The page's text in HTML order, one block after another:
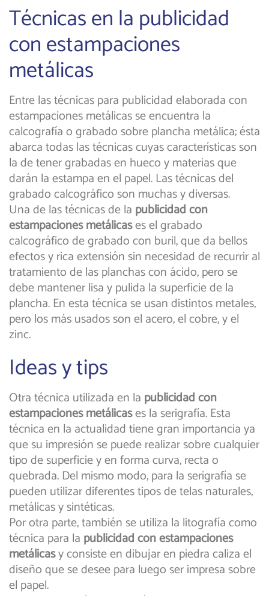
Técnicas en la publicidad
con estampaciones
metálicas
Entre las técnicas para publicidad elaborada con
estampaciones metálicas se encuentra la
calcografía o grabado sobre plancha metálica; ésta
abarca todas las técnicas cuyas características son
la de tener grabadas en hueco y materias que
darán la estampa en el papel. Las técnicas del
grabado calcográfico son muchas y diversas.
Una de las técnicas de la publicidad con
estampaciones metálicases el grabado
calcográfico de grabado con buril, que da bellos
efectos y rica extensión sin necesidad de recurrir al
tratamiento de las planchas con ácido, pero se
debe mantener lisa y pulida la superficie de la
plancha. En esta técnica se usan distintos metales,
pero los más usados son el acero, el cobre, y el
zinc.
Ideas y tips
Otra técnica utilizada en la publicidad con
estampaciones metálicases la serigrafía. Esta
técnica en la actualidad tiene gran importancia ya
que su impresión se puede realizar sobre cualquier
tipo de superficie y en forma curva, recta o
quebrada. Del mismo modo, para la serigrafía se
pueden utilizar diferentes tipos de telas naturales,
metálicas y sintéticas.
Por otra parte, también se utiliza la litografía como
técnica para la publicidadcon estampaciones
metálicasy consiste en dibujar en piedra caliza el
diseño que se desee para luego ser impresa sobre
el papel.